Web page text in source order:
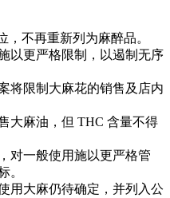
，不再重新列为麻醉品。
以更严格限制，以遏制无序
将限制大麻花的销售及店内
大麻油，但 THC 含量不得
对一般使用施以更严格管
。
用大麻仍待确定，并列入公